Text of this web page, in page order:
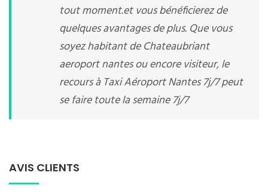
tout moment.et vous bénéficierez de
quelques avantages de plus. Que vous
soyez habitant de Chateaubriant
aeroport nantes ou encore visiteur, le
recours à Taxi Aéroport Nantes 7j/7 peut
se faire toute la semaine 7j/7
AVIS CLIENTS